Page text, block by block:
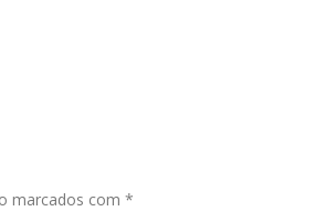
marcados com *